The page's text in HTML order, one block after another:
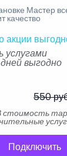
Мастер
качество
акции
услугами
выгодно
550
стоимость
Подключить